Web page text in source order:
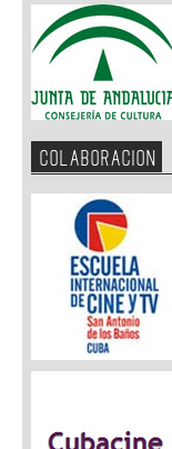
COLABORACION